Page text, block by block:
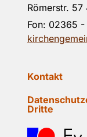
Römerstr. 57
Fon: 02365
Kontakt
Dritte